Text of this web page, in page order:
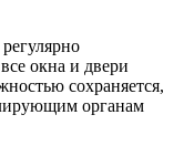
окна и двери
сохраняется,
органам